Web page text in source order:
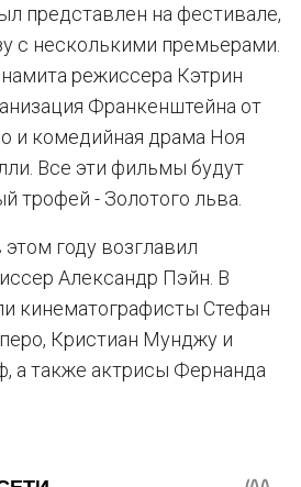
представлен на фестивале,
с несколькими премьерами.
режиссера Кэтрин
Франкенштейна от
и комедийная драма Ноя
Все эти фильмы будут
трофей - Золотого льва.
году возглавил
Александр Пэйн. В
кинематографисты Стефан
Кристиан Мунджу и
а также актрисы Фернанда